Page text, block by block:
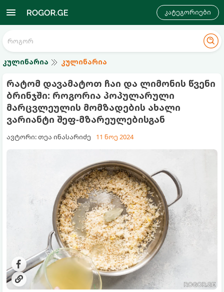
კატეგორიები
კულინარია კულინარია
რატომ დავამატოთ ჩაი და ლიმონის წვენი
ბრინჯში: როგორია პოპულარული
მარცვლეულის მომზადების ახალი
ვარიანტი შეფ-მზარეულებისგან
ავტორი: თეა ინასარიძე 11 ნოე 2024